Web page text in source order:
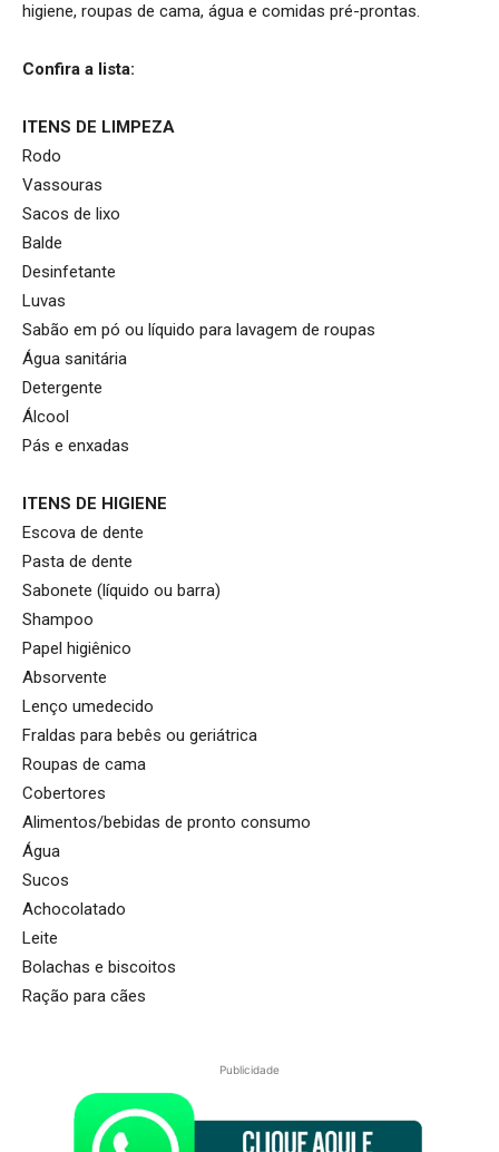
higiene, roupas de cama, água e comidas pré-prontas.
Confira a lista:
ITENS DE LIMPEZA
Rodo
Vassouras
Sacos de lixo
Balde
Desinfetante
Luvas
Sabão em pó ou líquido para lavagem de roupas
Água sanitária
Detergente
Álcool
Pás e enxadas
ITENS DE HIGIENE
Escova de dente
Pasta de dente
Sabonete (líquido ou barra)
Shampoo
Papel higiênico
Absorvente
Lenço umedecido
Fraldas para bebês ou geriátrica
Roupas de cama
Cobertores
Alimentos/bebidas de pronto consumo
Água
Sucos
Achocolatado
Leite
Bolachas e biscoitos
Ração para cães
Publicidade